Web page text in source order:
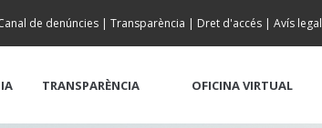
de denúncies | Transparència | Dret d'accés | Avís legal
TRANSPARÈNCIA OFICINA VIRTUAL